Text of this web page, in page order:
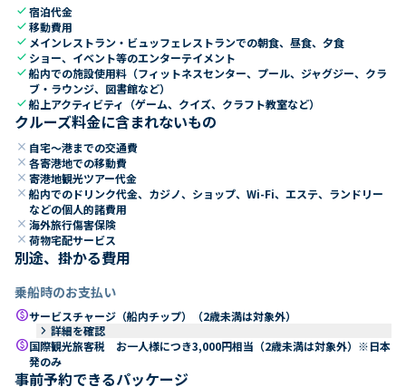
check宿泊代金
check移動費用
check メインレストラン・ビュッフェレストランでの朝食、昼食、夕食
check ショー、イベント等のエンターテイメント
check船内での施設使用料（フィットネスセンター、プール、ジャグジー、クラ
ブ・ラウンジ、図書館など）
check船上アクティビティ（ゲーム、クイズ、クラフト教室など）
クルーズ料金に含まれないもの
close 自宅～港までの交通費
close 各寄港地での移動費
close 寄港地観光ツアー代金
close 船内でのドリンク代金、カジノ、ショップ、Wi-Fi、エステ、ランドリー
などの個人的諸費用
close 海外旅行傷害保険
close 荷物宅配サービス
別途、掛かる費用
乗船時のお支払い
paidサービスチャージ（船内チップ）（2歳未満は対象外）
keyboard_arrow_right 詳細を確認
paid国際観光旅客税 お一人様につき3,000円相当（2歳未満は対象外）※日本
発のみ
事前予約できるパッケージ